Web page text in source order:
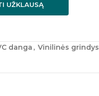
UŽKLAUSĄ
danga , Vinilinės grindys